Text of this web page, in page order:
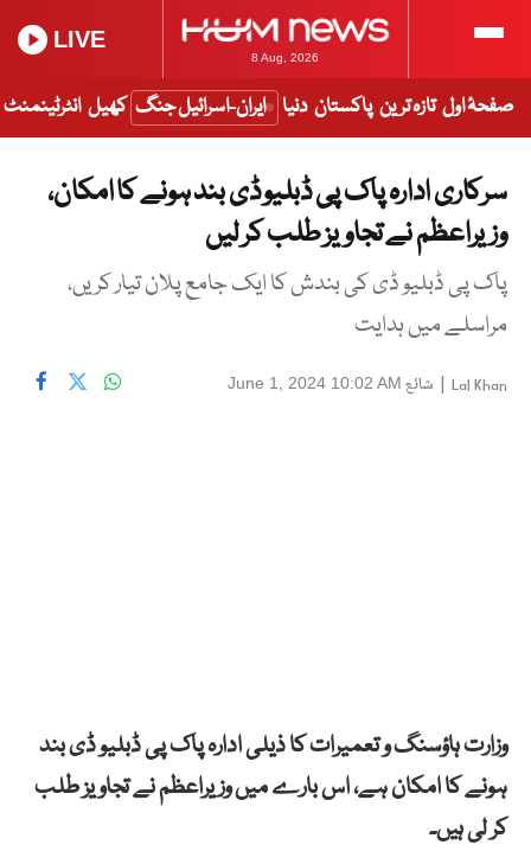
8 Aug, 2026
LIVE
صفحۂ اول تازہ ترین پاکستان دنیا ایران-اسرائیل جنگ کھیل انٹرٹینمنٹ
سرکاری ادارہ پاک پی ڈبلیو ڈی بند ہونے کا امکان،
وزیراعظم نے تجاویز طلب کر لیں
پاک پی ڈبلیو ڈی کی بندش کا ایک جامع پلان تیار کریں،
مراسلے میں ہدایت
Lal Khan
| شائع June 1, 2024 10:02 AM
وزارت ہاؤسنگ و تعمیرات کا ذیلی ادارہ پاک پی ڈبلیو ڈی بند
ہونے کا امکان ہے، اس بارے میں وزیراعظم نے تجاویز طلب
کر لی ہیں۔